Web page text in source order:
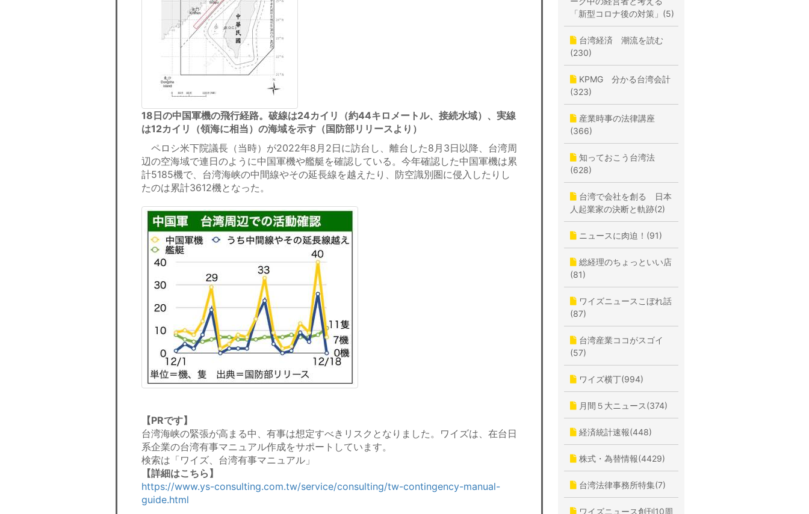
18日の中国軍機の飛行経路。破線は24カイリ（約44キロメートル、接続水域）、実線
は12カイリ（領海に相当）の海域を示す（国防部リリースより）
ペロシ米下院議長（当時）が2022年8月2日に訪台し、離台した8月3日以降、台湾周
辺の空海域で連日のように中国軍機や艦艇を確認している。今年確認した中国軍機は累
計5185機で、台湾海峡の中間線やその延長線を越えたり、防空識別圏に侵入したりし
たのは累計3612機となった。
【PRです】
台湾海峡の緊張が高まる中、有事は想定すべきリスクとなりました。ワイズは、在台日
系企業の台湾有事マニュアル作成をサポートしています。
検索は「ワイズ、台湾有事マニュアル」
【詳細はこちら】
https://www.ys-consulting.com.tw/service/consulting/tw-contingency-manual-
guide.html
「新型コロナ後の対策」(5)
台湾経済 潮流を読む
(230)
KPMG 分かる台湾会計
(323)
産業時事の法律講座
(366)
知っておこう台湾法
(628)
台湾で会社を創る 日本
人起業家の決断と軌跡(2)
ニュースに肉迫！(91)
総経理のちょっといい店
(81)
ワイズニュースこぼれ話
(87)
台湾産業ココがスゴイ
(57)
ワイズ横丁(994)
月間５大ニュース(374)
経済統計速報(448)
株式・為替情報(4429)
台湾法律事務所特集(7)
ワイズニュース創刊10周